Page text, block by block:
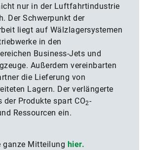
nur in der Luftfahrtindustrie
Der Schwerpunkt der
liegt auf Wälzlagersystemen
in den
Business-Jets und
Außerdem vereinbarten
die Lieferung von
Lagern. Der verlängerte
der Produkte spart CO2-
Ressourcen ein.
ganze Mitteilung hier.